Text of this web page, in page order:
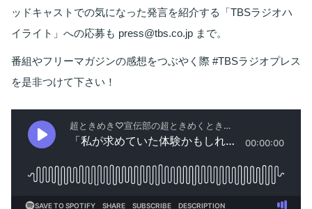
ッドキャストでの気になった発言を紹介する「TBSラジオハ
イライト」への応募も press@tbs.co.jp まで。
番組やフリーマガジンの感想をつぶやく際 #TBSラジオプレス
を是非つけて下さい！